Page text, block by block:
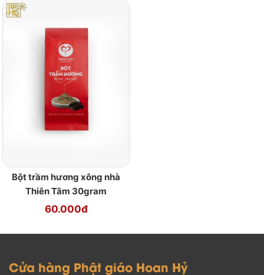
Bột trầm hương xông nhà
Thiên Tâm 30gram
60.000đ
Cửa hàng Phật giáo Hoan Hỷ